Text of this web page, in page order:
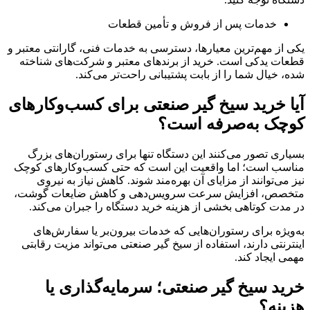
خدمات پس از فروش و تأمین قطعات
یکی از مهم‌ترین معیارها، دسترسی به خدمات فنی، گارانتی معتبر و
قطعات یدکی است. خرید از برندهای معتبر و شرکت‌های شناخته
‌شده، خیال شما را از بابت پشتیبانی راحت‌تر می‌کند.
آیا خرید سیخ گیر صنعتی برای کسب‌وکارهای
کوچک به‌صرفه است؟
بسیاری تصور می‌کنند این دستگاه تنها برای رستوران‌های بزرگ
مناسب است؛ اما واقعیت این است که حتی کسب‌وکارهای کوچک
نیز می‌توانند از مزایای آن بهره‌مند شوند. کاهش نیاز به نیروی
متخصص، افزایش سرعت سرویس‌دهی و کاهش ضایعات گوشت،
در مدت کوتاهی بخشی از هزینه خرید دستگاه را جبران می‌کند.
به‌ویژه برای رستوران‌هایی که خدمات بیرون‌بر یا سفارش‌های
اینترنتی دارند، استفاده از سیخ گیر صنعتی می‌تواند مزیت رقابتی
مهمی ایجاد کند.
خرید سیخ گیر صنعتی؛ سرمایه‌گذاری یا